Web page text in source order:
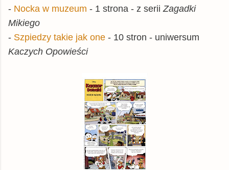
- Nocka w muzeum - 1 strona - z serii Zagadki
Mikiego
- Szpiedzy takie jak one - 10 stron - uniwersum
Kaczych Opowieści